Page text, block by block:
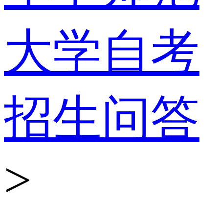
大学自考
招生问答
>